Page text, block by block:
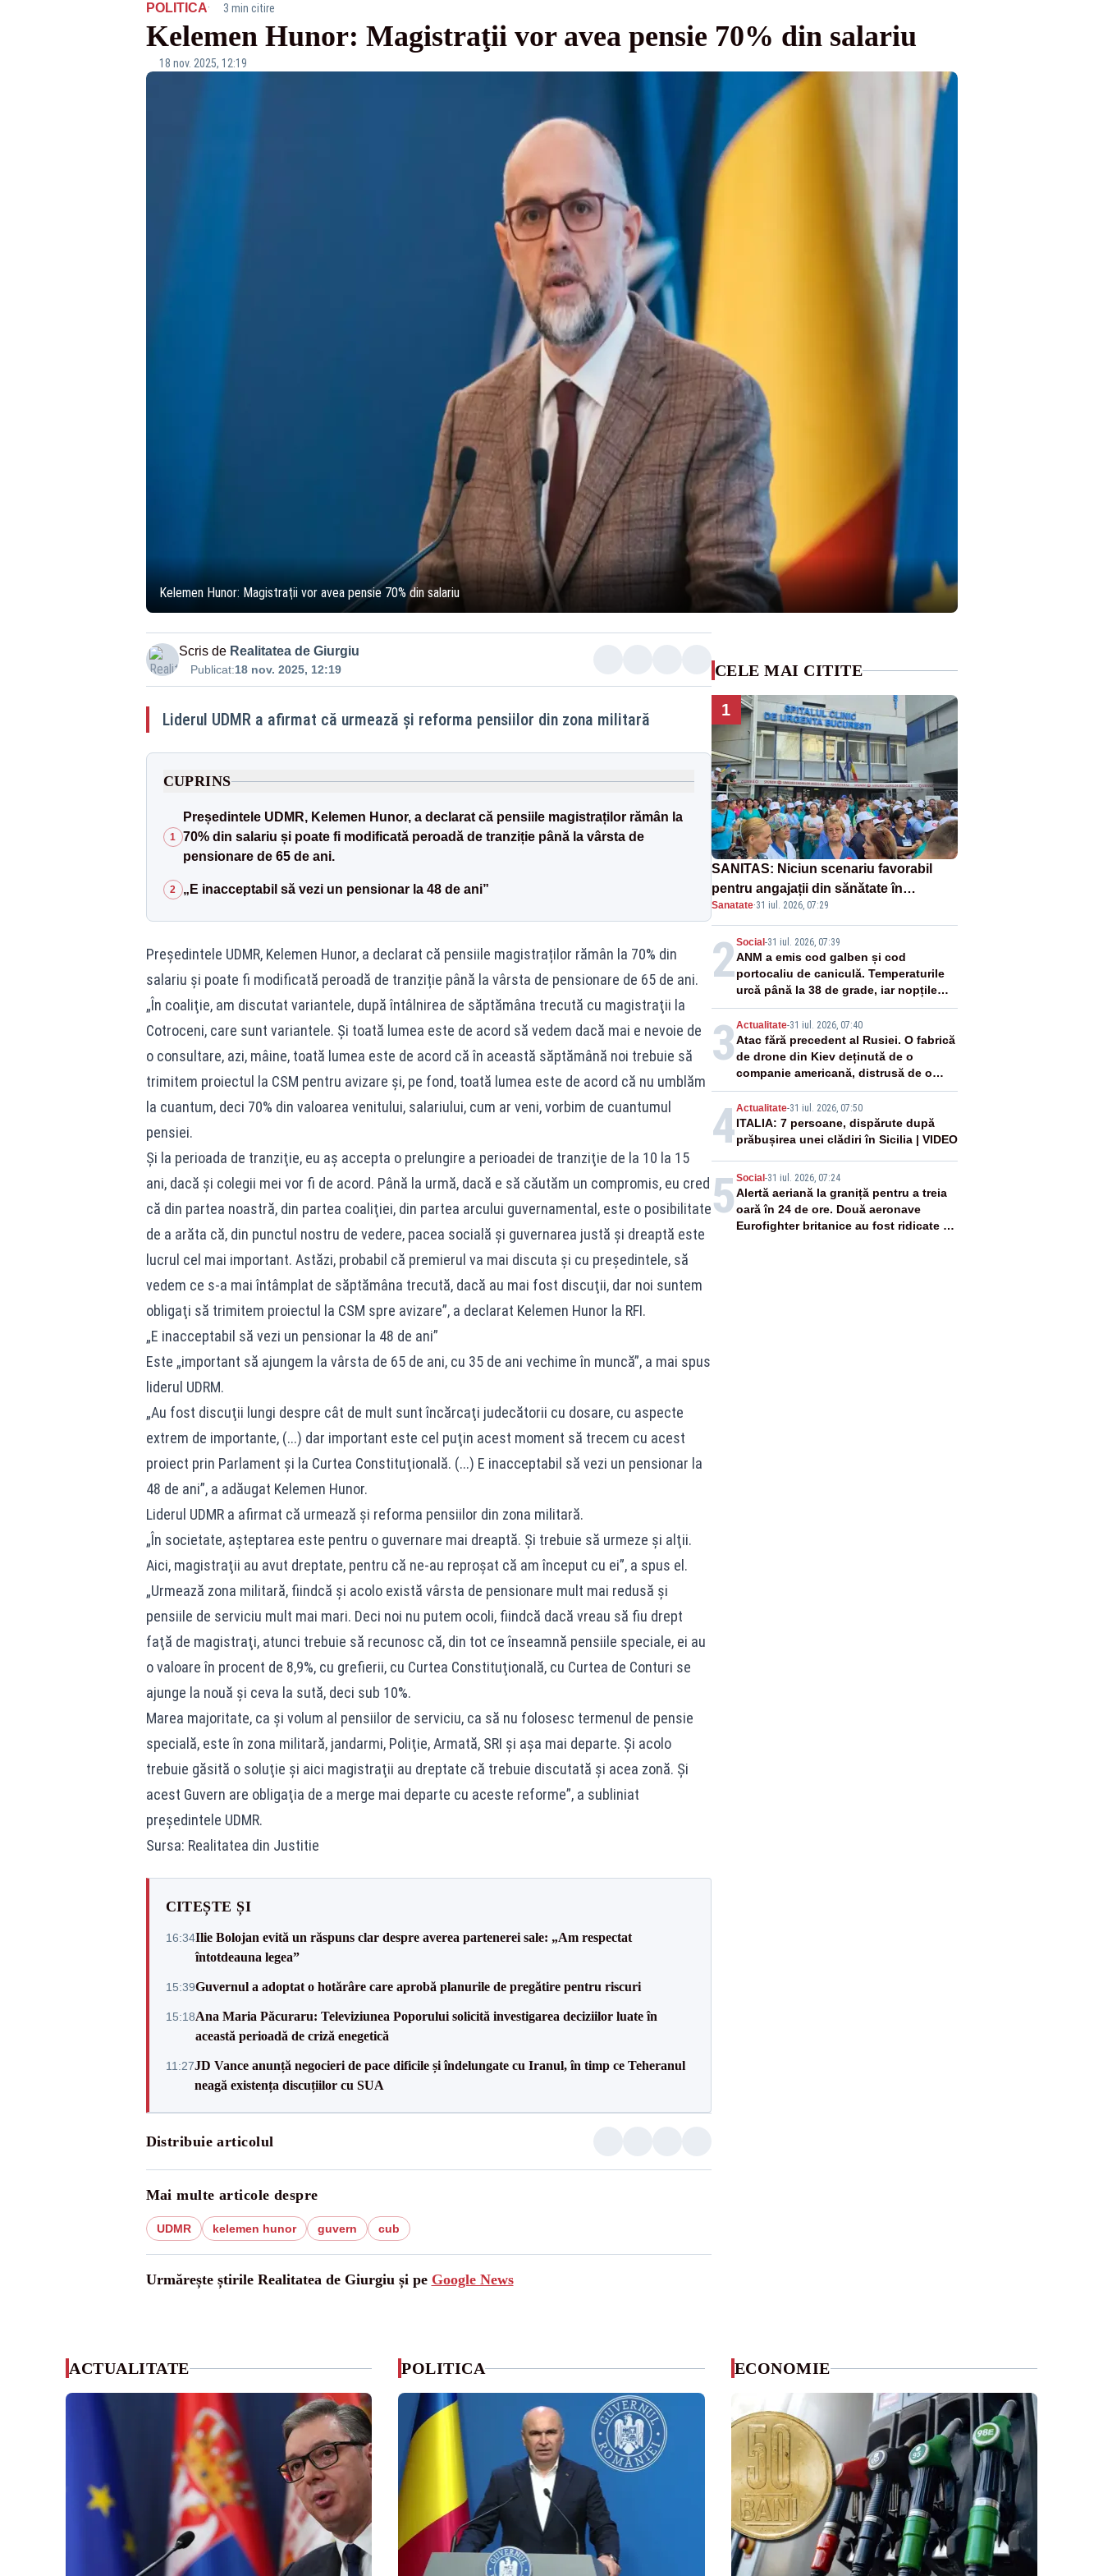
POLITICA· 3 min citire
Kelemen Hunor: Magistraţii vor avea pensie 70% din salariu
18 nov. 2025, 12:19
Kelemen Hunor: Magistraţii vor avea pensie 70% din salariu
Scris de Realitatea de Giurgiu
Publicat:18 nov. 2025, 12:19
Liderul UDMR a afirmat că urmează şi reforma pensiilor din zona militară
CUPRINS
1
Președintele UDMR, Kelemen Hunor, a declarat că pensiile magistraților rămân la
70% din salariu și poate fi modificată peroadă de tranziție până la vârsta de
pensionare de 65 de ani.
2 „E inacceptabil să vezi un pensionar la 48 de ani”
Președintele UDMR, Kelemen Hunor, a declarat că pensiile magistraților rămân la 70% din
salariu și poate fi modificată peroadă de tranziție până la vârsta de pensionare de 65 de ani.
„În coaliţie, am discutat variantele, după întâlnirea de săptămâna trecută cu magistraţii la
Cotroceni, care sunt variantele. Şi toată lumea este de acord să vedem dacă mai e nevoie de
o consultare, azi, mâine, toată lumea este de acord că în această săptămână noi trebuie să
trimitem proiectul la CSM pentru avizare şi, pe fond, toată lumea este de acord că nu umblăm
la cuantum, deci 70% din valoarea venitului, salariului, cum ar veni, vorbim de cuantumul
pensiei.
Şi la perioada de tranziţie, eu aş accepta o prelungire a perioadei de tranziţie de la 10 la 15
ani, dacă şi colegii mei vor fi de acord. Până la urmă, dacă e să căutăm un compromis, eu cred
că din partea noastră, din partea coaliţiei, din partea arcului guvernamental, este o posibilitate
de a arăta că, din punctul nostru de vedere, pacea socială şi guvernarea justă şi dreaptă este
lucrul cel mai important. Astăzi, probabil că premierul va mai discuta şi cu preşedintele, să
vedem ce s-a mai întâmplat de săptămâna trecută, dacă au mai fost discuţii, dar noi suntem
obligaţi să trimitem proiectul la CSM spre avizare”, a declarat Kelemen Hunor la RFI.
„E inacceptabil să vezi un pensionar la 48 de ani”
Este „important să ajungem la vârsta de 65 de ani, cu 35 de ani vechime în muncă”, a mai spus
liderul UDRM.
„Au fost discuţii lungi despre cât de mult sunt încărcaţi judecătorii cu dosare, cu aspecte
extrem de importante, (...) dar important este cel puţin acest moment să trecem cu acest
proiect prin Parlament şi la Curtea Constituţională. (...) E inacceptabil să vezi un pensionar la
48 de ani”, a adăugat Kelemen Hunor.
Liderul UDMR a afirmat că urmează şi reforma pensiilor din zona militară.
„În societate, aşteptarea este pentru o guvernare mai dreaptă. Şi trebuie să urmeze şi alţii.
Aici, magistraţii au avut dreptate, pentru că ne-au reproşat că am început cu ei”, a spus el.
„Urmează zona militară, fiindcă şi acolo există vârsta de pensionare mult mai redusă şi
pensiile de serviciu mult mai mari. Deci noi nu putem ocoli, fiindcă dacă vreau să fiu drept
faţă de magistraţi, atunci trebuie să recunosc că, din tot ce înseamnă pensiile speciale, ei au
o valoare în procent de 8,9%, cu grefierii, cu Curtea Constituţională, cu Curtea de Conturi se
ajunge la nouă şi ceva la sută, deci sub 10%.
Marea majoritate, ca şi volum al pensiilor de serviciu, ca să nu folosesc termenul de pensie
specială, este în zona militară, jandarmi, Poliţie, Armată, SRI şi aşa mai departe. Şi acolo
trebuie găsită o soluţie şi aici magistraţii au dreptate că trebuie discutată şi acea zonă. Şi
acest Guvern are obligaţia de a merge mai departe cu aceste reforme”, a subliniat
preşedintele UDMR.
Sursa: Realitatea din Justitie
CITEȘTE ȘI
16:34Ilie Bolojan evită un răspuns clar despre averea partenerei sale: „Am respectat
întotdeauna legea”
15:39Guvernul a adoptat o hotărâre care aprobă planurile de pregătire pentru riscuri
15:18Ana Maria Păcuraru: Televiziunea Poporului solicită investigarea deciziilor luate în
această perioadă de criză enegetică
11:27JD Vance anunță negocieri de pace dificile și îndelungate cu Iranul, în timp ce Teheranul
neagă existența discuțiilor cu SUA
Distribuie articolul
Mai multe articole despre
UDMR kelemen hunor guvern cub
Urmărește știrile Realitatea de Giurgiu și pe Google News
CELE MAI CITITE
1
SANITAS: Niciun scenariu favorabil
pentru angajații din sănătate în
proiectul Legii salarizării
Sanatate·31 iul. 2026, 07:29
2Social -31 iul. 2026, 07:39
ANM a emis cod galben și cod
portocaliu de caniculă. Temperaturile
urcă până la 38 de grade, iar nopțile
devin tropicale
3 Actualitate-31 iul. 2026, 07:40
Atac fără precedent al Rusiei. O fabrică
de drone din Kiev deținută de o
companie americană, distrusă de o
rachetă rusească
4Actualitate-31 iul. 2026, 07:50
ITALIA: 7 persoane, dispărute după
prăbușirea unei clădiri în Sicilia | VIDEO
5 Social -31 iul. 2026, 07:24
Alertă aeriană la graniță pentru a treia
oară în 24 de ore. Două aeronave
Eurofighter britanice au fost ridicate de
ACTUALITATE POLITICA ECONOMIE